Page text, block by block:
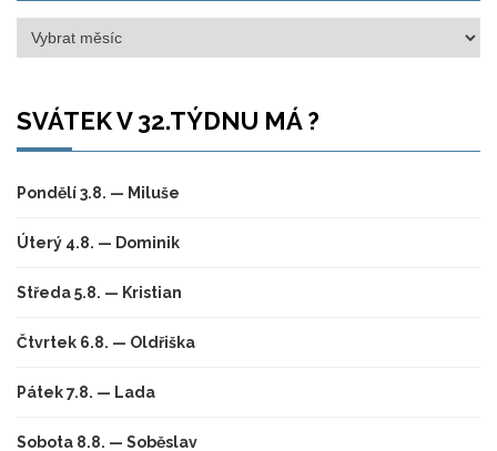
Archivy
SVÁTEK V 32.TÝDNU MÁ ?
Pondělí 3.8. — Miluše
Úterý 4.8. — Dominik
Středa 5.8. — Kristian
Čtvrtek 6.8. — Oldřiška
Pátek 7.8. — Lada
Sobota 8.8. — Soběslav